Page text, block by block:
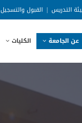
التدريس | القبول والتسجيل
عن الجامعة الكليات